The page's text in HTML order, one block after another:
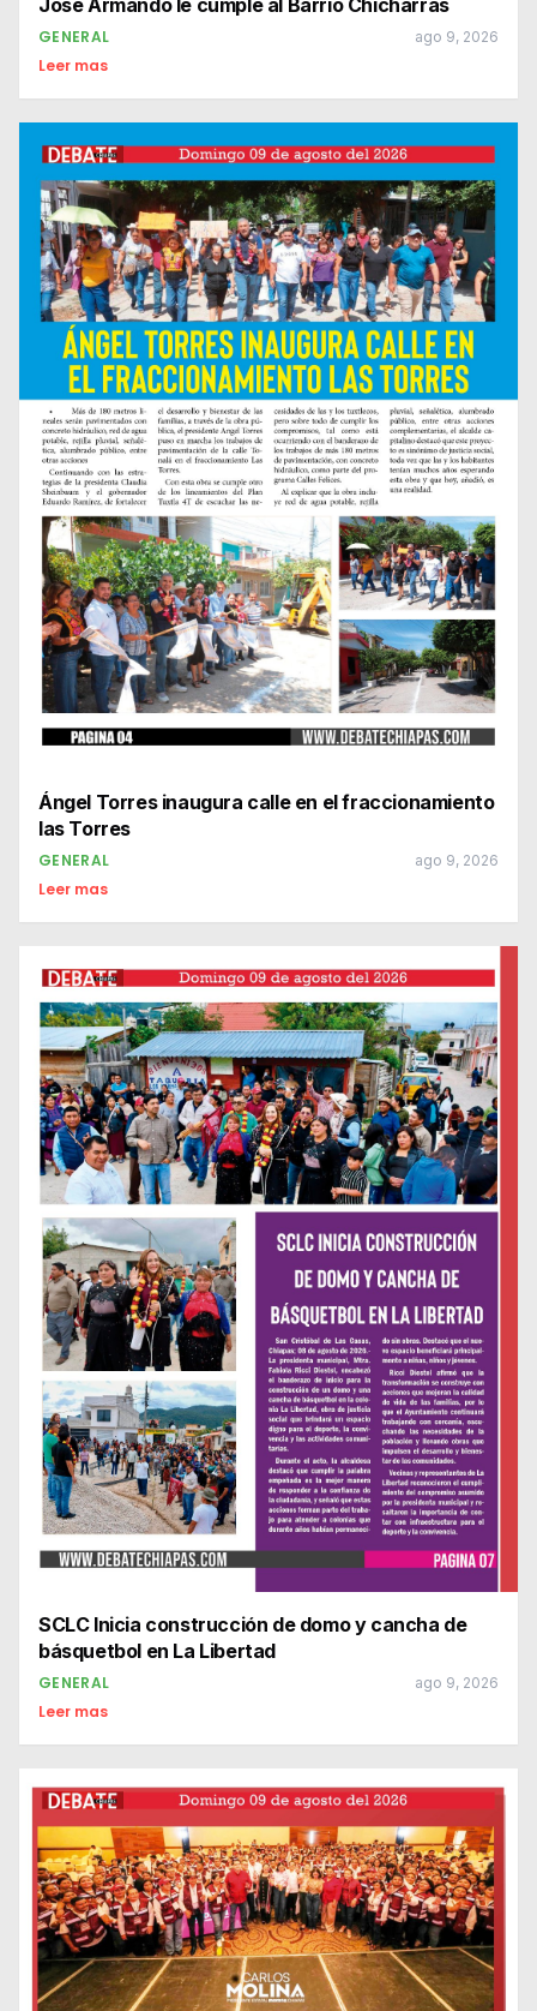
José Armando le cumple al Barrio Chicharras
GENERAL ago 9, 2026
Leer mas
Ángel Torres inaugura calle en el fraccionamiento
las Torres
GENERAL ago 9, 2026
Leer mas
SCLC Inicia construcción de domo y cancha de
básquetbol en La Libertad
GENERAL ago 9, 2026
Leer mas